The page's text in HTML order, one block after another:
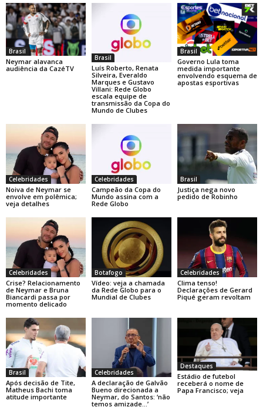
Brasil
Neymar alavanca
audiência da CazéTV
Brasil
Luís Roberto, Renata
Silveira, Everaldo
Marques e Gustavo
Villani: Rede Globo
escala equipe de
transmissão da Copa do
Mundo de Clubes
Brasil
Governo Lula toma
medida importante
envolvendo esquema de
apostas esportivas
Celebridades
Noiva de Neymar se
envolve em polêmica;
veja detalhes
Celebridades
Campeão da Copa do
Mundo assina com a
Rede Globo
Brasil
Justiça nega novo
pedido de Robinho
Celebridades
Crise? Relacionamento
de Neymar e Bruna
Biancardi passa por
momento delicado
Botafogo
Vídeo: veja a chamada
da Rede Globo para o
Mundial de Clubes
Celebridades
Clima tenso!
Declarações de Gerard
Piqué geram revoltam
Brasil
Após decisão de Tite,
Matheus Bachi toma
atitude importante
Celebridades
A declaração de Galvão
Bueno direcionada a
Neymar, do Santos: ‘não
temos amizade…’
Destaques
Estádio de futebol
receberá o nome de
Papa Francisco; veja